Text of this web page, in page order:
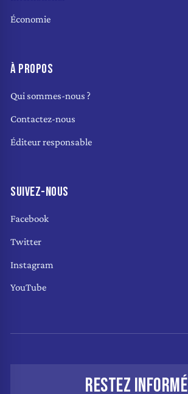
Économie
À PROPOS
Qui sommes-nous ?
Contactez-nous
Éditeur responsable
SUIVEZ-NOUS
Facebook
Twitter
Instagram
YouTube
RESTEZ INFORMÉ